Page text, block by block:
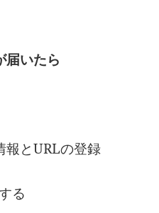
届いたら
報とURLの登録
る